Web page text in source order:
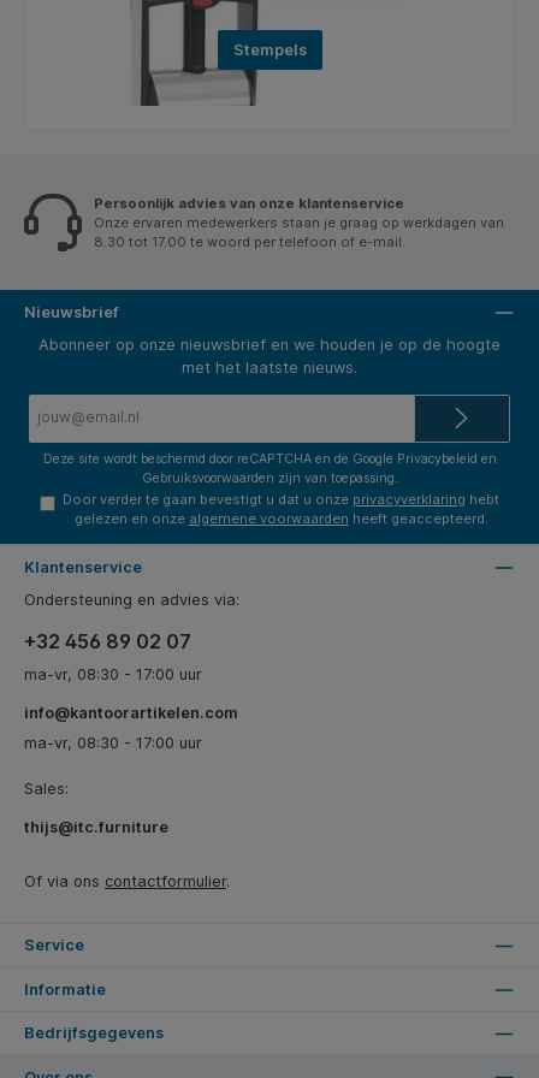
Stempels
Persoonlijk advies van onze klantenservice
Onze ervaren medewerkers staan je graag op werkdagen van
8.30 tot 17.00 te woord per telefoon of e-mail.
Nieuwsbrief
Abonneer op onze nieuwsbrief en we houden je op de hoogte
met het laatste nieuws.
Deze site wordt beschermd door reCAPTCHA en de Google Privacybeleid en
Gebruiksvoorwaarden zijn van toepassing.
Door verder te gaan bevestigt u dat u onze privacyverklaring hebt
gelezen en onze algemene voorwaarden heeft geaccepteerd.
Klantenservice
Ondersteuning en advies via:
+32 456 89 02 07
ma-vr, 08:30 - 17:00 uur
info@kantoorartikelen.com
ma-vr, 08:30 - 17:00 uur
Sales:
thijs@itc.furniture
Of via ons contactformulier.
Service
Informatie
Bedrijfsgegevens